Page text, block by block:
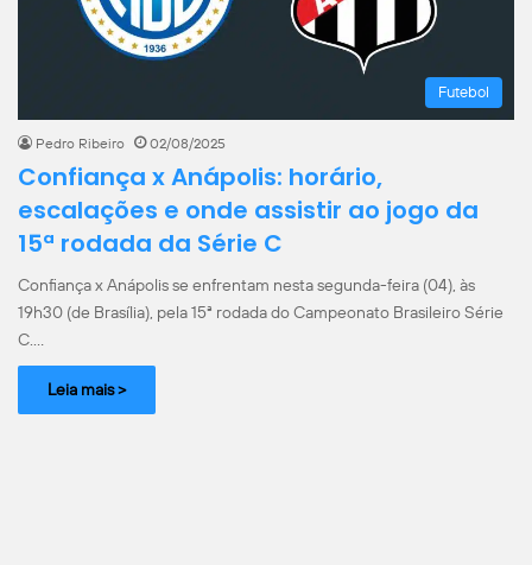
Futebol
Pedro Ribeiro 02/08/2025
Confiança x Anápolis: horário,
escalações e onde assistir ao jogo da
15ª rodada da Série C
Confiança x Anápolis se enfrentam nesta segunda-feira (04), às
19h30 (de Brasília), pela 15ª rodada do Campeonato Brasileiro Série
C.…
Leia mais >